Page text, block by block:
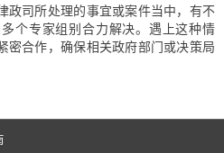
政司所处理的事宜或案件当中，有不
个专家组别合力解决。遇上这种情
密合作，确保相关政府部门或决策局